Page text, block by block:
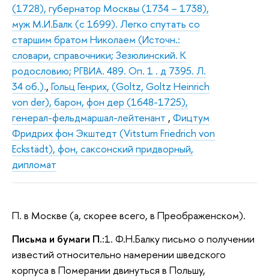
(1728), губернатор Москвы (1734 – 1738),
муж М.И.Балк (с 1699). Легко спутать со
старшим братом Николаем (Источн.:
словари, справочники; Зезюлинский. К
родословию; РГВИА. 489. Оп. 1 . д 7395. Л.
34 об.)., Гольц Генрих, (Goltz, Goltz Heinrich
von der), барон, фон дер (1648-1725),
генерал-фельдмаршал-лейтенант , Фицтум
Фридрих фон Экштедт (Vitstum Friedrich von
Eckstädt), фон, саксонский придворный,
дипломат
П. в Москве (а, скорее всего, в Преображенском).
Письма и бумаги П.:1. Ф.Н.Балку письмо о получении
известий относительно намерении шведского
корпуса в Померании двинуться в Польшу,